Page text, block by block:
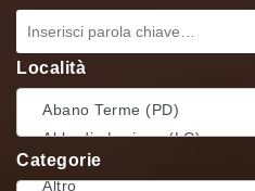
Località
Categorie